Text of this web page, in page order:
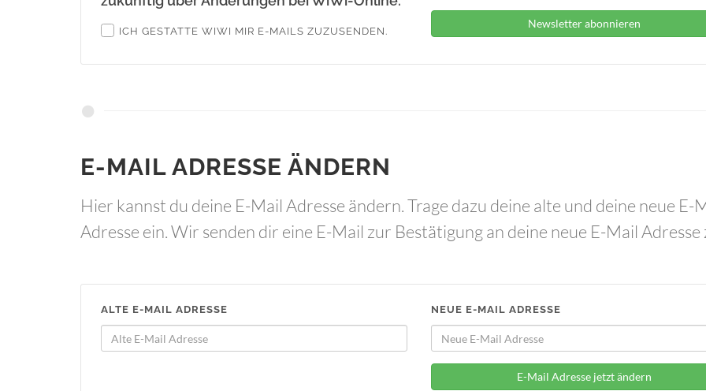
ICH GESTATTE WIWI MIR E-MAILS ZUZUSENDEN.
Newsletter abonnieren
E-MAIL ADRESSE ÄNDERN
Hier kannst du deine E-Mail Adresse ändern. Trage dazu deine alte und deine neue E-
Adresse ein. Wir senden dir eine E-Mail zur Bestätigung an deine neue E-Mail Adresse
ALTE E-MAIL ADRESSE NEUE E-MAIL ADRESSE
E-Mail Adresse jetzt ändern